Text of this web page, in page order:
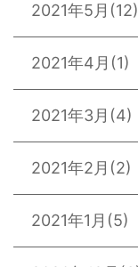
2021年5月 (12)
2021年4月 (1)
2021年3月 (4)
2021年2月 (2)
2021年1月 (5)